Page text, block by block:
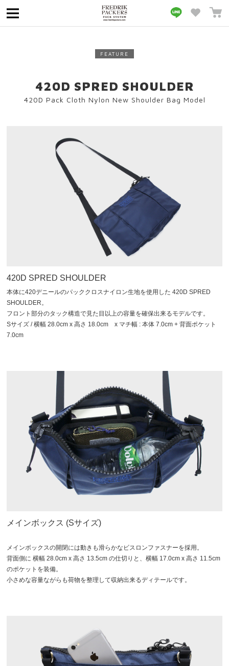
MENU
FEATURE
420D SPRED SHOULDER
420D Pack Cloth Nylon New Shoulder Bag Model
420D SPRED SHOULDER
本体に420デニールのパッククロスナイロン生地を使用した 420D SPRED
SHOULDER。
フロント部分のタック構造で見た目以上の容量を確保出来るモデルです。
Sサイズ / 横幅 28.0cm x 高さ 18.0cm x マチ幅 : 本体 7.0cm + 背面ポケット
7.0cm
メインボックス (Sサイズ)
メインボックスの開閉には動きも滑らかなビスロンファスナーを採用。
背面側に 横幅 28.0cm x 高さ 13.5cm の仕切りと、横幅 17.0cm x 高さ 11.5cm
のポケットを装備。
小さめな容量ながらも荷物を整理して収納出来るディテールです。